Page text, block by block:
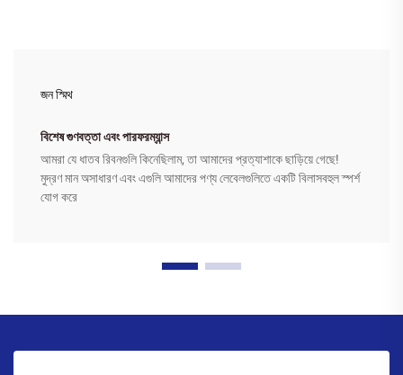
জন স্মিথ
বিশেষ গুণবত্তা এবং পারফরম্যান্স
আমরা যে ধাতব রিবনগুলি কিনেছিলাম, তা আমাদের প্রত্যাশাকে ছাড়িয়ে গেছে!
মুদ্রণ মান অসাধারণ এবং এগুলি আমাদের পণ্য লেবেলগুলিতে একটি বিলাসবহুল স্পর্শ
যোগ করে